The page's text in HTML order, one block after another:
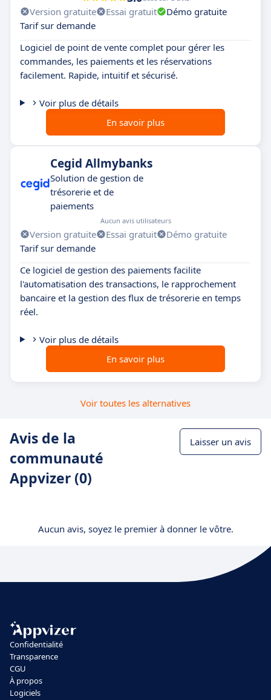
Version gratuite Essai gratuit
Démo gratuite
Tarif sur demande
Logiciel de point de vente complet pour gérer les
commandes, les paiements et les réservations
facilement. Rapide, intuitif et sécurisé.
Voir plus de détails
En savoir plus
Cegid Allmybanks
Solution de gestion de
trésorerie et de
paiements
Aucun avis utilisateurs
Version gratuite Essai gratuit
Démo gratuite
Tarif sur demande
Ce logiciel de gestion des paiements facilite
l'automatisation des transactions, le rapprochement
bancaire et la gestion des flux de trésorerie en temps
réel.
Voir plus de détails
En savoir plus
Voir toutes les alternatives
Avis de la
communauté
Appvizer (0)
Laisser un avis
Aucun avis, soyez le premier à donner le vôtre.
Confidentialité
Transparence
CGU
À propos
Logiciels